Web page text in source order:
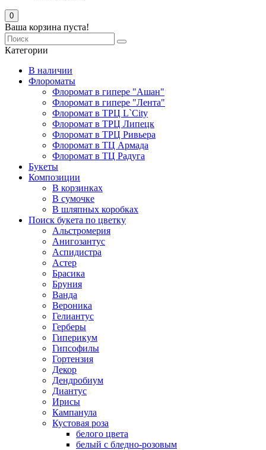
0
Ваша корзина пуста!
Категории
В наличии
Флороматы
Флоромат в гипере "Ашан"
Флоромат в гипере "Лента"
Флоромат в ТРЦ L`City
Флоромат в ТРЦ Липецк
Флоромат в ТРЦ Ривьера
Флоромат в ТЦ Армада
Флоромат в ТЦ Радуга
Букеты
Композиции
В корзинках
В сумочке
В шляпных коробках
Поиск букета по цветку
Альстромерия
Анигозантус
Аспидистра
Астер
Брасика
Бруния
Ванда
Вероника
Гелиантус
Герберы
Гиперикум
Гипсофилы
Гортензия
Декор
Дендробиум
Диантус
Ирисы
Кампанула
Кустовая роза
белого цвета
белый с бледно-розовым